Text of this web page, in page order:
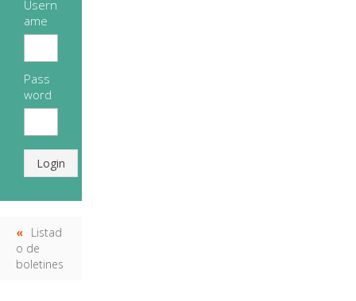
Usern
ame
Pass
word
Login
Listad
o de
boletines